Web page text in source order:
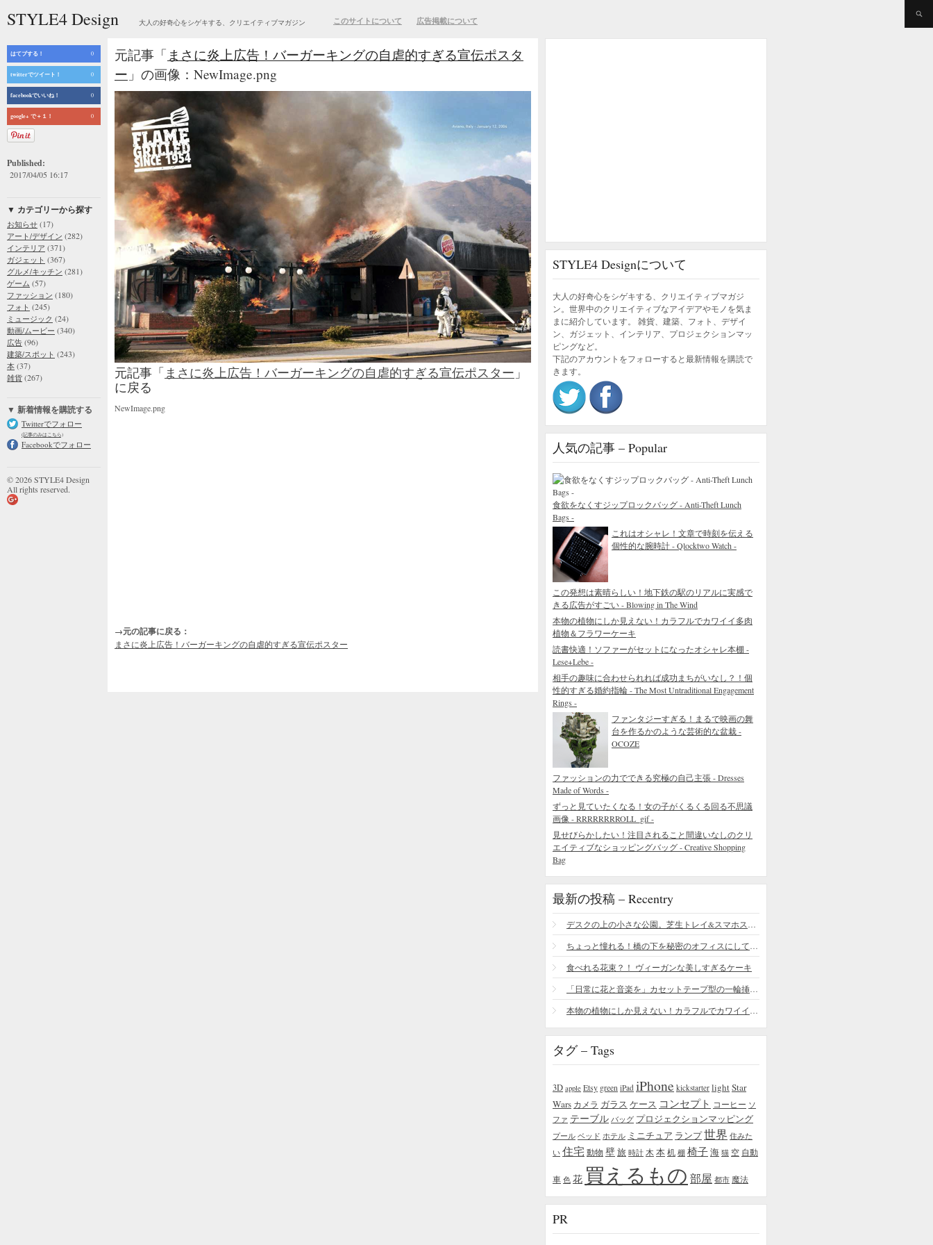
STYLE4 Design 大人の好奇心をシゲキする、クリエイティブマガジン このサイトについて 広告掲載について
はてブする！ 0
twitterでツイート！ 0
facebookでいいね！ 0
google+ で＋１！ 0
Published:
2017/04/05 16:17
▼ カテゴリーから探す
お知らせ (17)
アート/デザイン (282)
インテリア (371)
ガジェット (367)
グルメ/キッチン (281)
ゲーム (57)
ファッション (180)
フォト (245)
ミュージック (24)
動画/ムービー (340)
広告 (96)
建築/スポット (243)
本 (37)
雑貨 (267)
▼ 新着情報を購読する
Twitterでフォロー
(記事のみはこちら)
Facebookでフォロー
© 2026 STYLE4 Design
All rights reserved.
元記事「 まさに炎上広告！バーガーキングの自虐的すぎる宣伝ポスタ
ー 」の画像：NewImage.png
元記事「まさに炎上広告！バーガーキングの自虐的すぎる宣伝ポスター 」
に戻る
NewImage.png
→元の記事に戻る：
まさに炎上広告！バーガーキングの自虐的すぎる宣伝ポスター
STYLE4 Designについて
大人の好奇心をシゲキする、クリエイティブマガジ
ン。世界中のクリエイティブなアイデアやモノを気ま
まに紹介しています。 雑貨、建築、フォト、デザイ
ン、ガジェット、インテリア、プロジェクションマッ
ピングなど。
下記のアカウントをフォローすると最新情報を購読で
きます。
人気の記事 – Popular
食欲をなくすジップロックバッグ - Anti-Theft Lunch
Bags -
これはオシャレ！文章で時刻を伝える
個性的な腕時計 - Qlocktwo Watch -
この発想は素晴らしい！地下鉄の駅のリアルに実感で
きる広告がすごい - Blowing in The Wind
本物の植物にしか見えない！カラフルでカワイイ多肉
植物＆フラワーケーキ
読書快適！ソファーがセットになったオシャレ本棚 -
Lese+Lebe -
相手の趣味に合わせられれば成功まちがいなし？！個
性的すぎる婚約指輪 - The Most Untraditional Engagement
Rings -
ファンタジーすぎる！まるで映画の舞
台を作るかのような芸術的な盆栽 -
OCOZE
ファッションの力でできる究極の自己主張 - Dresses
Made of Words -
ずっと見ていたくなる！女の子がくるくる回る不思議
画像 - RRRRRRRROLL_gif -
見せびらかしたい！注目されること間違いなしのクリ
エイティブなショッピングバッグ - Creative Shopping
Bag
最新の投稿 – Recentry
食べれる花束？！ ヴィーガンな美しすぎるケーキ
タグ – Tags
3D apple Etsy green iPad iPhone kickstarter lightStar
Wars カメラ ガラス ケース コンセプト コーヒー ソ
ファ テーブル バッグ プロジェクションマッピング
プール ベッド ホテル ミニチュア ランプ世界 住みた
い 住宅 動物 壁旅 時計 木 本机 棚 椅子海 猫 空 自動
車 色 花 買えるもの 部屋 都市 魔法
PR